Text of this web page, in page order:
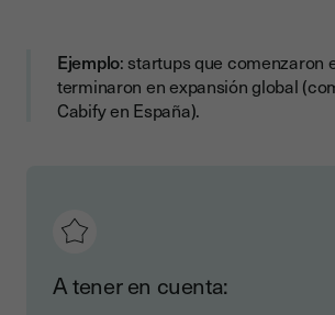
Ejemplo: startups que comenzaron
terminaron en expansión global
Cabify en España).
A tener en cuenta: